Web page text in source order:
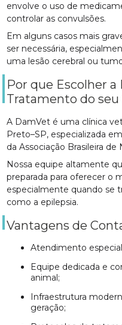
envolve o uso de
controlar as convulsões.
Em alguns casos mais
ser necessária,
uma lesão cerebral ou
Por que Escolher
Tratamento do seu
A DamVet é uma clínica
Preto–SP, especializada
da Associação Brasileira
Nossa equipe altamente
preparada para oferecer o
especialmente quando se
como a epilepsia.
Vantagens de
Atendimento
Equipe dedicada e comprometida com o bem-estar
animal;
geração;